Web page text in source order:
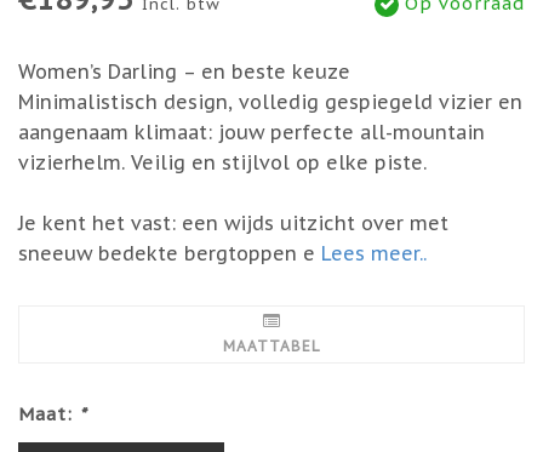
Incl. btw
Women’s Darling – en beste keuze
Minimalistisch design, volledig gespiegeld vizier en
aangenaam klimaat: jouw perfecte all-mountain
vizierhelm. Veilig en stijlvol op elke piste.
Je kent het vast: een wijds uitzicht over met
sneeuw bedekte bergtoppen e Lees meer..
MAATTABEL
Maat: *